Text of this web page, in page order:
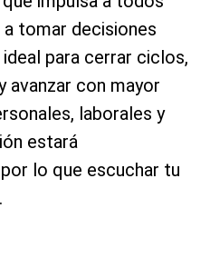
tomar decisiones
para cerrar ciclos,
avanzar con mayor
laborales y
estará
lo que escuchar tu